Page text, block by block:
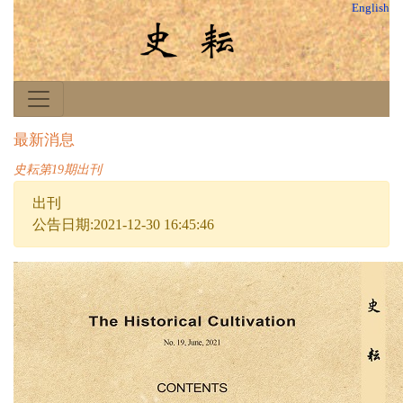
English
最新消息
史耘第19期出刊
出刊
公告日期:2021-12-30 16:45:46